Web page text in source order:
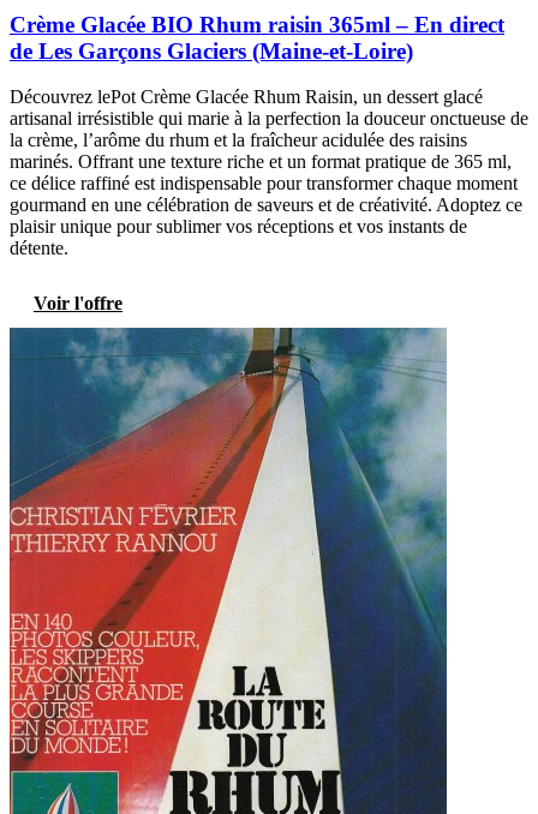
Crème Glacée BIO Rhum raisin 365ml – En direct
de Les Garçons Glaciers (Maine-et-Loire)
Découvrez lePot Crème Glacée Rhum Raisin, un dessert glacé
artisanal irrésistible qui marie à la perfection la douceur onctueuse de
la crème, l’arôme du rhum et la fraîcheur acidulée des raisins
marinés. Offrant une texture riche et un format pratique de 365 ml,
ce délice raffiné est indispensable pour transformer chaque moment
gourmand en une célébration de saveurs et de créativité. Adoptez ce
plaisir unique pour sublimer vos réceptions et vos instants de
détente.
Voir l'offre